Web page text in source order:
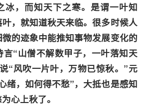
冰，而知天下之寒。是谓一叶知
，就知道秋天来临。很多时候人
的迹象中能推知事物发展变化的
言“山僧不解数甲子，一叶落知天
“风吹一片叶，万物已惊秋。”元
绪，如何得不愁”，大抵也是感知
心上秋了。